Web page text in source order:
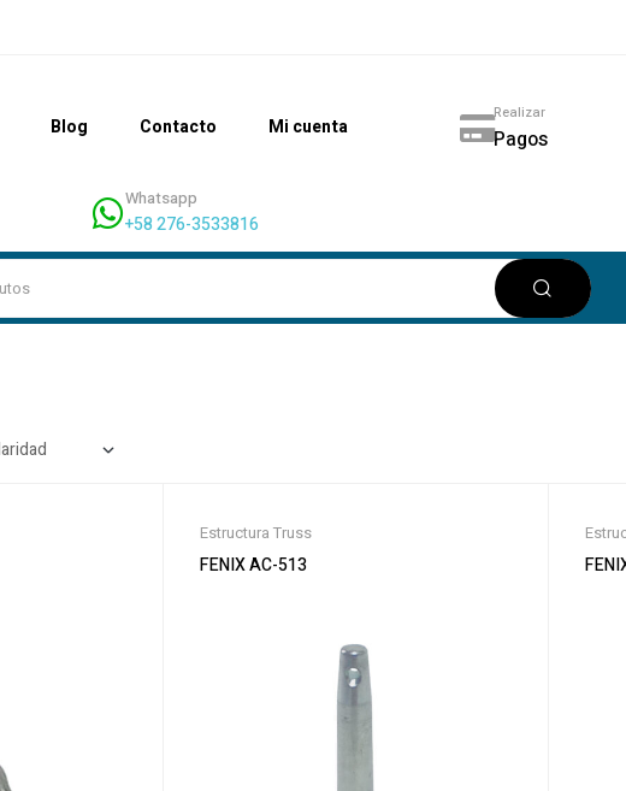
Blog Contacto Mi cuenta
Realizar
Pagos
Whatsapp
+58 276-3533816
Estructura Truss
FENIX AC-513